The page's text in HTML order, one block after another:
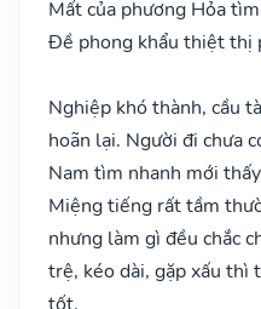
Mất của phương Hỏa
Đề phong khẩu thiệt thị
Nghiệp khó thành, cầu
hoãn lại. Người đi chưa
Nam tìm nhanh mới
Miệng tiếng rất tầm
nhưng làm gì đều chắc
trệ, kéo dài, gặp xấu thì